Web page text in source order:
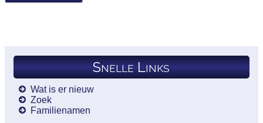
Snelle Links
Wat is er nieuw
Zoek
Familienamen